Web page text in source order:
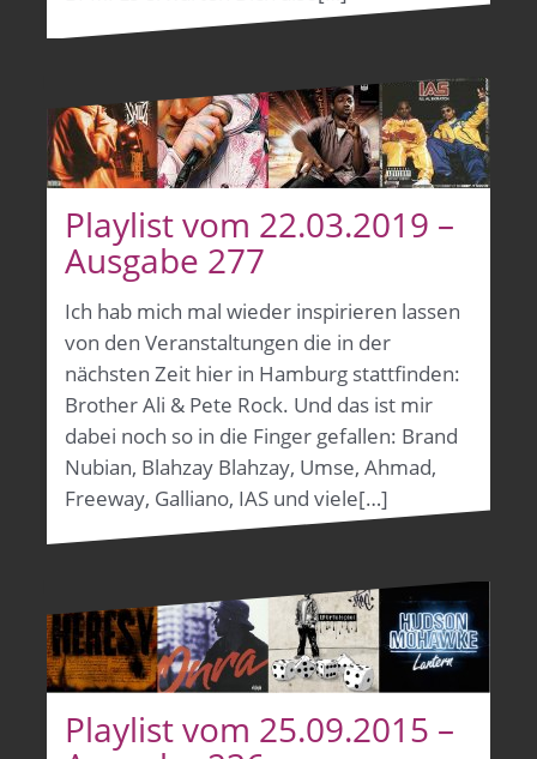
Playlist vom 22.03.2019 –
Ausgabe 277
Ich hab mich mal wieder inspirieren lassen
von den Veranstaltungen die in der
nächsten Zeit hier in Hamburg stattfinden:
Brother Ali & Pete Rock. Und das ist mir
dabei noch so in die Finger gefallen: Brand
Nubian, Blahzay Blahzay, Umse, Ahmad,
Freeway, Galliano, IAS und viele[…]
Playlist vom 25.09.2015 –